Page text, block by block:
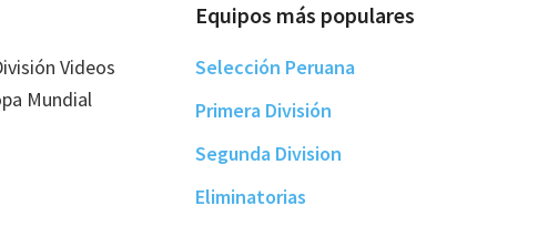
Videos
Mundial
Equipos más populares
Selección Peruana
Primera División
Segunda Division
Eliminatorias